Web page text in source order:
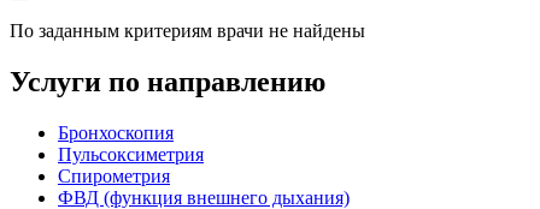
По заданным критериям врачи не найдены
Услуги по направлению
Бронхоскопия
Пульсоксиметрия
Спирометрия
ФВД (функция внешнего дыхания)